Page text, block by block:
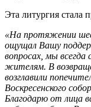
Эта литургия стала
«На протяжении
ощущал Вашу
вопросах, мы
жителям. В
возглавили
Воскресенского
Благодарю от лица